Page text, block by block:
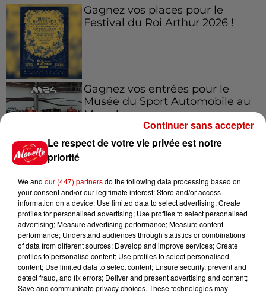
Gagnez vos places pour le
Festival du Roi Arthur 2026 !
Gagnez vos entrées pour le
Musée du Sport Automobile au
Mans !
Futuroscope Xperiences !
Le Duel - Gagnez votre balade
en jet ski !
Le respect de votre vie privée est notre
priorité
We and our (447) partnersdo the following data processing based on
your consent and/or our legitimate interest: Store and/or access
information on a device; Use limited data to select advertising; Create
profiles for personalised advertising; Use profiles to select personalised
advertising; Measure advertising performance; Measure content
performance; Understand audiences through statistics or combinations
of data from different sources; Develop and improve services; Create
profiles to personalise content; Use profiles to select personalised
content; Use limited data to select content; Ensure security, prevent and
detect fraud, and fix errors; Deliver and present advertising and content;
Save and communicate privacy choices. These technologies may
Continuer sans accepter